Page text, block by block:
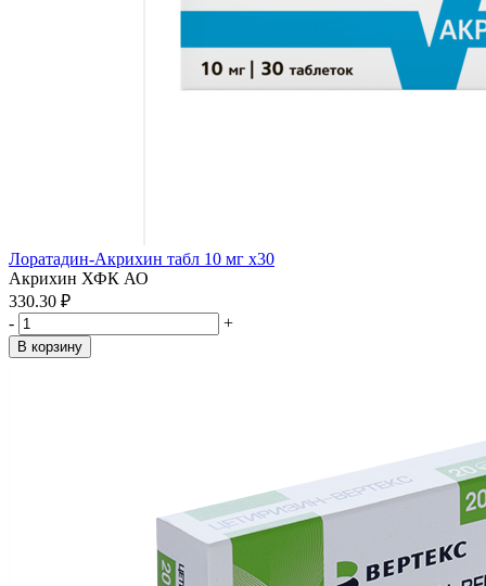
Лоратадин-Акрихин табл 10 мг x30
Акрихин ХФК АО
330.30 ₽
-
+
В корзину